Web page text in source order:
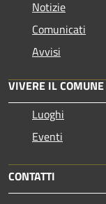
Notizie
Comunicati
Avvisi
VIVERE IL COMUNE
Luoghi
Eventi
CONTATTI